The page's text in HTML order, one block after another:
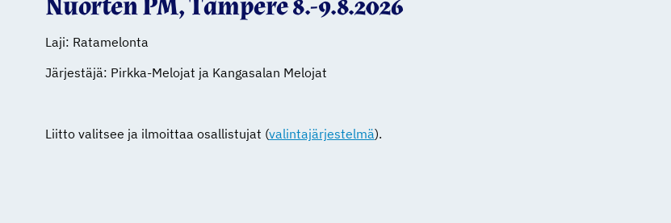
Nuorten PM, Tampere 8.-9.8.2026
Laji: Ratamelonta
Järjestäjä: Pirkka-Melojat ja Kangasalan Melojat
Liitto valitsee ja ilmoittaa osallistujat (valintajärjestelmä).